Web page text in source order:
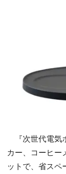
『次世代電気
カー、コーヒー
ットで、省スペ